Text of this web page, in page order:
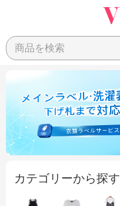
商品を検索
カテゴリーから探す